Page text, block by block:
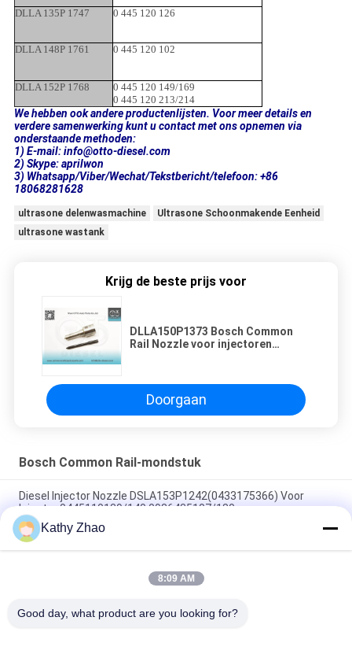
DLLA 135P 1747 0 445 120 126
DLLA 148P 1761 0 445 120 102
DLLA 152P 1768
0 445 120 149/169
0 445 120 213/214
We hebben ook andere productenlijsten. Voor meer details en
verdere samenwerking kunt u contact met ons opnemen via
onderstaande methoden:
1) E-mail: info@otto-diesel.com
2) Skype: aprilwon
3) Whatsapp/Viber/Wechat/Tekstbericht/telefoon: +86
18068281628
ultrasone delenwasmachine
Ultrasone Schoonmakende Eenheid
ultrasone wastank
Krijg de beste prijs voor
DLLA150P1373 Bosch Common
Rail Nozzle voor injectoren
Doorgaan
Bosch Common Rail-mondstuk
Diesel Injector Nozzle DSLA153P1242(0433175366) Voor
Injector 0445110139/140,0986435107/180
DLLA141P2146 Common Rail Injector Nozzle Voor Injectoren
0445120134
DSLA150P1438 Common Rail Nozzle 0433175425 voor
Kathy Zhao
8:09 AM
Good day, what product are you looking for?